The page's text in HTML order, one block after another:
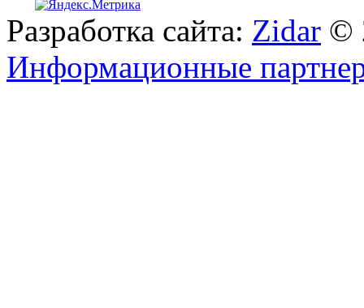
Разработка сайта: Zidar ©
Информационные